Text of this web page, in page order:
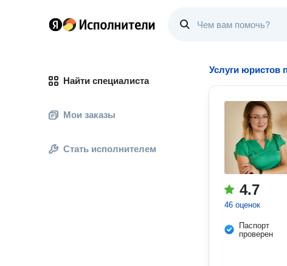
Найти специалиста
Мои заказы
Стать исполнителем
Услуги юристов
4.7
46 оценок
Паспорт
проверен